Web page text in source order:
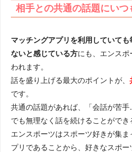
相手との共通の話題にいつ
マッチングアプリを利用していて
ないと感じている方にも、エンス
われます。
話を盛り上げる最大のポイントが、
です。
共通の話題があれば、「会話が苦
でも無理なく話を続けることができ
エンスポーツはスポーツ好きが集
プリであることから、好きなスポ